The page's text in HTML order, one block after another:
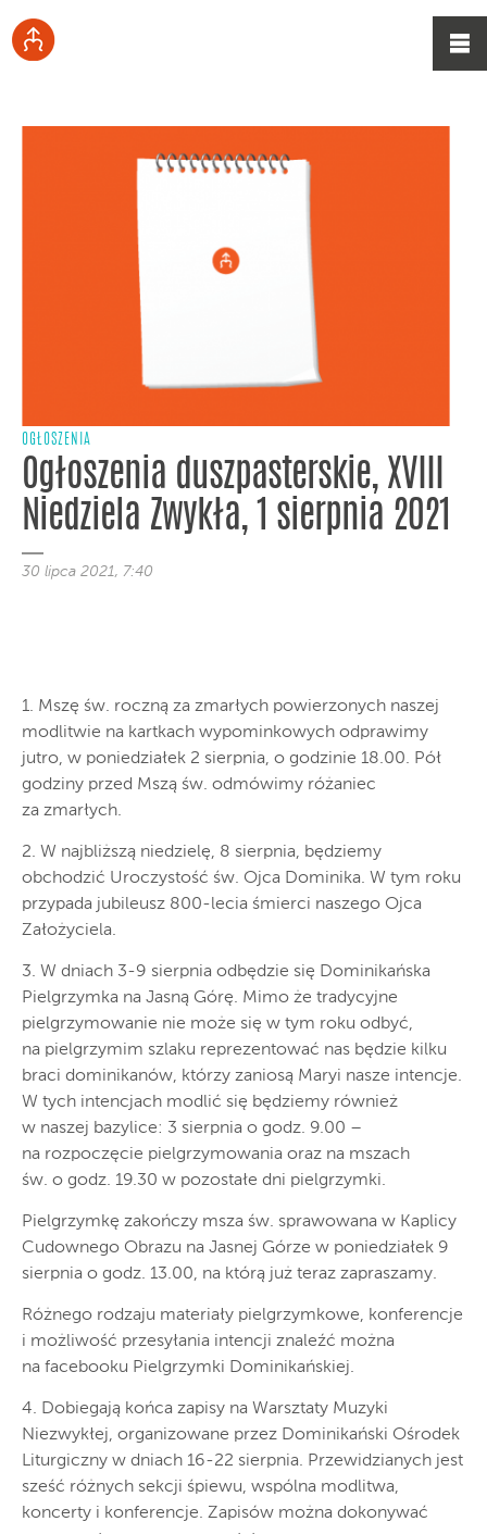
OGŁOSZENIA
Ogłoszenia duszpasterskie, XVIII
Niedziela Zwykła, 1 sierpnia 2021
30 lipca 2021, 7:40
1. Mszę św. roczną za zmarłych powierzonych naszej
modlitwie na kartkach wypominkowych odprawimy
jutro, w poniedziałek 2 sierpnia, o godzinie 18.00. Pół
godziny przed Mszą św. odmówimy różaniec
za zmarłych.
2. W najbliższą niedzielę, 8 sierpnia, będziemy
obchodzić Uroczystość św. Ojca Dominika. W tym roku
przypada jubileusz 800-lecia śmierci naszego Ojca
Założyciela.
3. W dniach 3-9 sierpnia odbędzie się Dominikańska
Pielgrzymka na Jasną Górę. Mimo że tradycyjne
pielgrzymowanie nie może się w tym roku odbyć,
na pielgrzymim szlaku reprezentować nas będzie kilku
braci dominikanów, którzy zaniosą Maryi nasze intencje.
W tych intencjach modlić się będziemy również
w naszej bazylice: 3 sierpnia o godz. 9.00 –
na rozpoczęcie pielgrzymowania oraz na mszach
św. o godz. 19.30 w pozostałe dni pielgrzymki.
Pielgrzymkę zakończy msza św. sprawowana w Kaplicy
Cudownego Obrazu na Jasnej Górze w poniedziałek 9
sierpnia o godz. 13.00, na którą już teraz zapraszamy.
Różnego rodzaju materiały pielgrzymkowe, konferencje
i możliwość przesyłania intencji znaleźć można
na facebooku Pielgrzymki Dominikańskiej.
4. Dobiegają końca zapisy na Warsztaty Muzyki
Niezwykłej, organizowane przez Dominikański Ośrodek
Liturgiczny w dniach 16-22 sierpnia. Przewidzianych jest
sześć różnych sekcji śpiewu, wspólna modlitwa,
koncerty i konferencje. Zapisów można dokonywać